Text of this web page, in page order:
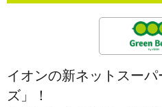
イオンの新ネットスー
ズ」！